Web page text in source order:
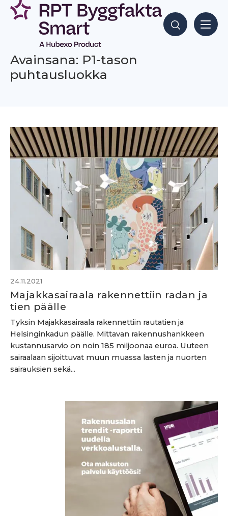
Siirry
sisältöön
Hae sisältöjä
Avainsana: P1-tason
puhtausluokka
24.11.2021
Majakkasairaala rakennettiin radan ja
tien päälle
Tyksin Majakkasairaala rakennettiin rautatien ja
Helsinginkadun päälle. Mittavan rakennushankkeen
kustannusarvio on noin 185 miljoonaa euroa. Uuteen
sairaalaan sijoittuvat muun muassa lasten ja nuorten
sairauksien sekä...